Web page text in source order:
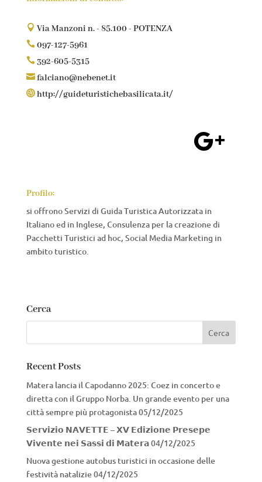
 Via Manzoni n. - 85.100 - POTENZA
097-127-5961
392-605-5315
falciano@nebenet.it
http://guideturistichebasilicata.it/

Profilo:
si offrono Servizi di Guida Turistica Autorizzata in
Italiano ed in Inglese, Consulenza per la creazione di
Pacchetti Turistici ad hoc, Social Media Marketing in
ambito turistico.
Cerca
Recent Posts
Matera lancia il Capodanno 2025: Coez in concerto e
diretta con il Gruppo Norba. Un grande evento per una
città sempre più protagonista05/12/2025
𝗦𝗲𝗿𝘃𝗶𝘇𝗶𝗼 𝗡𝗔𝗩𝗘𝗧𝗧𝗘 – 𝗫𝗩 𝗘𝗱𝗶𝘇𝗶𝗼𝗻𝗲 𝗣𝗿𝗲𝘀𝗲𝗽𝗲
𝗩𝗶𝘃𝗲𝗻𝘁𝗲 𝗻𝗲𝗶 𝗦𝗮𝘀𝘀𝗶 𝗱𝗶 𝗠𝗮𝘁𝗲𝗿𝗮04/12/2025
Nuova gestione autobus turistici in occasione delle
festività natalizie04/12/2025